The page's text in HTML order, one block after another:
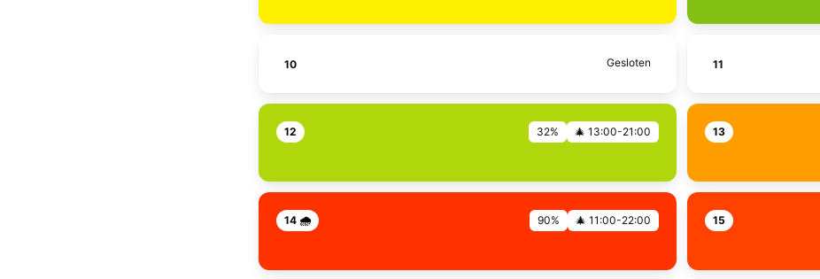
10 Gesloten 11
12 32% 🎄 13:00-21:00 13
14 🌧️ 90% 🎄 11:00-22:00 15